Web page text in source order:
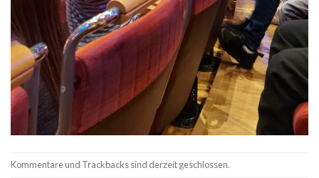
Kommentare und Trackbacks sind derzeit geschlossen.